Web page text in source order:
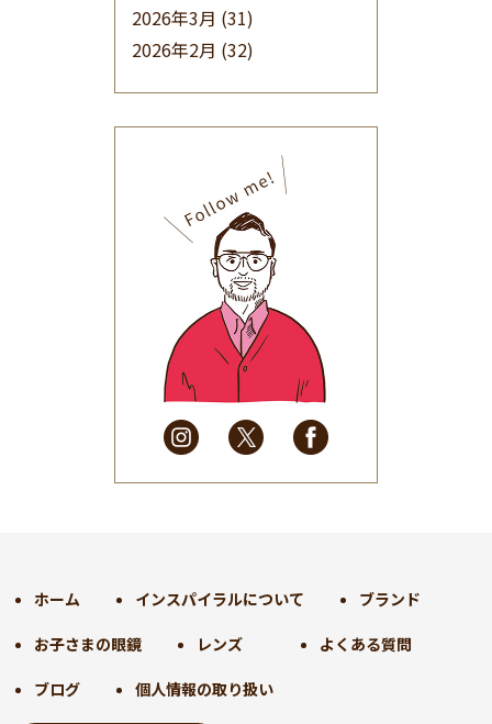
2026年3月 (31)
2026年2月 (32)
(32)
2025年9月(30)
2025年8月(31)
2025年7月(37)
2025年6月(48)
2025年5月
(41)
2025年4月
(32)
2025年3月(31)
2025年2月
(28)
2025年1月
(34)
2024年9月(30)
2024年7月(31)
2024年6月(30)
2024年5月
ホーム インスパイラルについて ブランド
お子さまの眼鏡 レンズ よくある質問
ブログ 個人情報の取り扱い